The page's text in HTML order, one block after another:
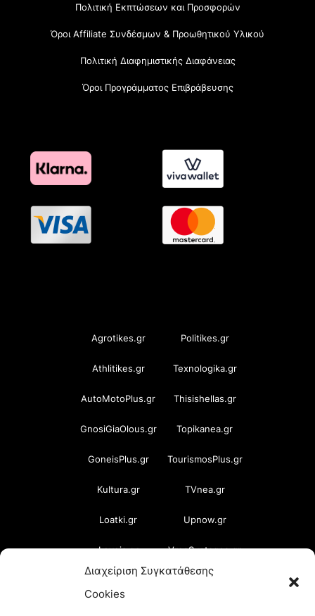
Διαχείριση Συγκατάθεσης
Cookies
Πολιτική Εκπτώσεων και Προσφορών
Όροι Affiliate Συνδέσμων & Προωθητικού Υλικού
Πολιτική Διαφημιστικής Διαφάνειας
Όροι Προγράμματος Επιβράβευσης
Agrotikes.gr Politikes.gr
Athlitikes.gr Texnologika.gr
AutoMotoPlus.gr Thisishellas.gr
GnosiGiaOlous.gr Topikanea.gr
GoneisPlus.gr TourismosPlus.gr
Kultura.gr TVnea.gr
Loatki.gr Upnow.gr
Loveis.gr VresSyntages.gr
ModernaGynaika.gr Xristianika.gr